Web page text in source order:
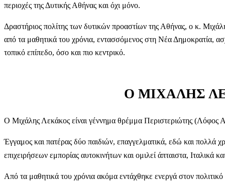
περιοχές της Δυτικής Αθήνας και όχι μόνο.
Δραστήριος πολίτης των δυτικών προαστίων της Αθήνας, ο κ.
από τα μαθητικά του χρόνια, εντασσόμενος στη Νέα Δημοκρατία,
τοπικό επίπεδο, όσο και πιο κεντρικό.
Ο ΜΙΧΑΛΗΣ
Ο Μιχάλης Λεκάκος είναι γέννημα θρέμμα Περιστεριώτης (Λόφος
Έγγαμος και πατέρας δύο παιδιών, επαγγελματικά, εδώ και πολλά
επιχειρήσεων εμπορίας αυτοκινήτων και ομιλεί άπταιστα, Ιταλικά
Από τα μαθητικά του χρόνια ακόμα εντάχθηκε ενεργά στον